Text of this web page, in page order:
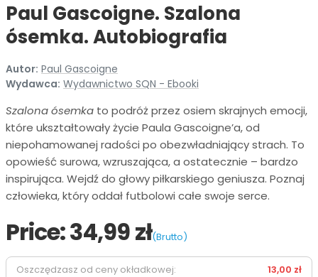
Paul Gascoigne. Szalona
ósemka. Autobiografia
Autor: Paul Gascoigne
Wydawca: Wydawnictwo SQN - Ebooki
Szalona ósemka to podróż przez osiem skrajnych emocji,
które ukształtowały życie Paula Gascoigne’a, od
niepohamowanej radości po obezwładniający strach. To
opowieść surowa, wzruszająca, a ostatecznie – bardzo
inspirująca. Wejdź do głowy piłkarskiego geniusza. Poznaj
człowieka, który oddał futbolowi całe swoje serce.
Price:34,99 zł(Brutto)
Oszczędzasz od ceny okładkowej:
13,00 zł